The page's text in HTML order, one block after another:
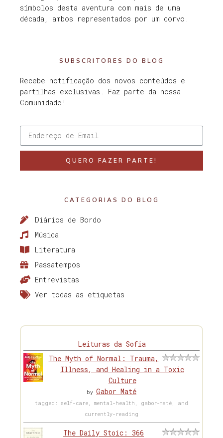
símbolos desta aventura com mais de uma
década, ambos representados por um corvo.
SUBSCRITORES DO BLOG
Recebe notificação dos novos conteúdos e
partilhas exclusivas. Faz parte da nossa
Comunidade!
QUERO FAZER PARTE!
CATEGORIAS DO BLOG
Diários de Bordo
Música
Literatura
Passatempos
Entrevistas
Ver todas as etiquetas
Leituras da Sofia
The Myth of Normal: Trauma,
Illness, and Healing in a Toxic
Culture
by Gabor Maté
tagged: self-care, mental-health, gabor-maté, and
currently-reading
The Daily Stoic: 366